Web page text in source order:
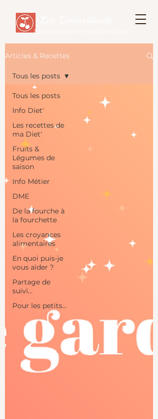
La diététicienne des familles
Articles & Recettes
Tous les posts
Info Diet'
Les recettes de
ma Diet'
Fruits &
Légumes de
saison
Info Métier
DME
De la fourche à
la fourchette
Les croyances
alimentaires
En quoi puis-je
vous aider ?
Partage de
suivi...
Pour les petits...
Tous les posts